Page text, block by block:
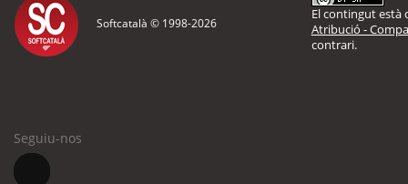
Softcatalà © 1998-2026
El contingut està
Atribució -
contrari.
Seguiu-nos